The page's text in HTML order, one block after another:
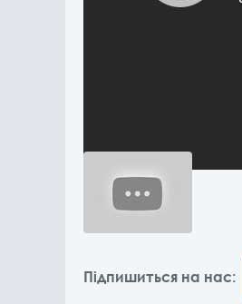
Підпишиться на нас: